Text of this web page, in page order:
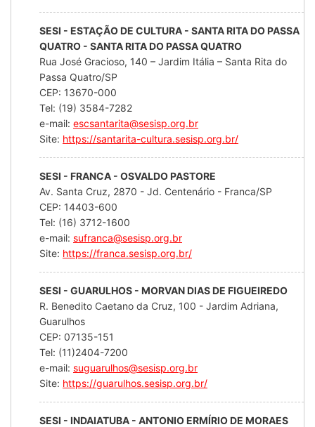
SESI - ESTAÇÃO DE CULTURA - SANTA RITA DO PASSA
QUATRO - SANTA RITA DO PASSA QUATRO
Rua José Gracioso, 140 – Jardim Itália – Santa Rita do
Passa Quatro/SP
CEP: 13670-000
Tel: (19) 3584-7282
e-mail: escsantarita@sesisp.org.br
Site: https://santarita-cultura.sesisp.org.br/
SESI - FRANCA - OSVALDO PASTORE
Av. Santa Cruz, 2870 - Jd. Centenário - Franca/SP
CEP: 14403-600
Tel: (16) 3712-1600
e-mail: sufranca@sesisp.org.br
Site: https://franca.sesisp.org.br/
SESI - GUARULHOS - MORVAN DIAS DE FIGUEIREDO
R. Benedito Caetano da Cruz, 100 - Jardim Adriana,
Guarulhos
CEP: 07135-151
Tel: (11)2404-7200
e-mail: suguarulhos@sesisp.org.br
Site: https://guarulhos.sesisp.org.br/
SESI - INDAIATUBA - ANTONIO ERMÍRIO DE MORAES